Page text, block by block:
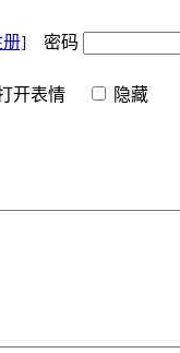
册] 密码
开表情 隐